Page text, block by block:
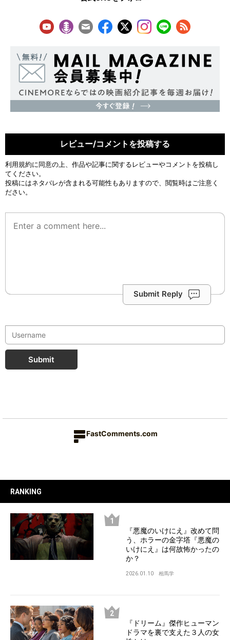
レビュー/コメントを投稿する
利用規約に同意の上、作品や記事に関するレビューやコメントを投稿し
てください。
投稿にはネタバレが含まれる可能性もありますので、閲覧時はご注意く
ださい。
Submit Reply
Submit
FastComments.com
RANKING
『悪魔のいけにえ』改めて問
う、ホラーの金字塔『悪魔の
いけにえ』は何故怖かったの
か？
2026.01.10 相馬学
『ドリーム』傑作ヒューマン
ドラマを裏で支えた３人の女